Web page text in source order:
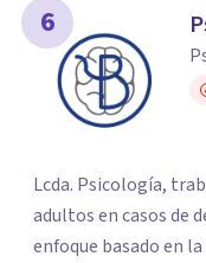
6
Lcda. Psicología,
adultos en casos de
enfoque basado en